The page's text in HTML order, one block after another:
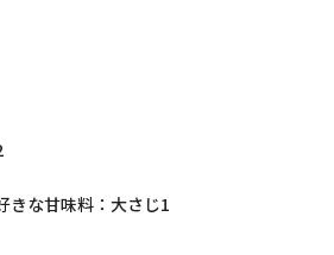
きな甘味料：大さじ1